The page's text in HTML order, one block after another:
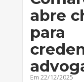
abre
para
Em 22/12/2025